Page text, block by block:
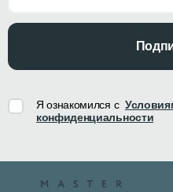
Я ознакомился с
конфиденциальности